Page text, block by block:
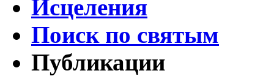
Исцеления
Поиск по святым
Публикации